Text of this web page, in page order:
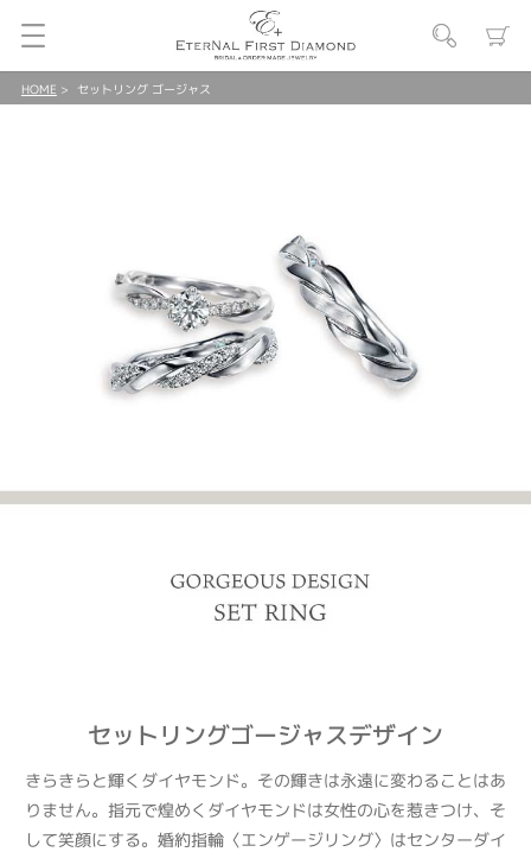
HOME セットリング ゴージャス
セットリングゴージャスデザイン
きらきらと輝くダイヤモンド。その輝きは永遠に変わることはあ
りません。指元で煌めくダイヤモンドは女性の心を惹きつけ、そ
して笑顔にする。婚約指輪〈エンゲージリング〉はセンターダイ